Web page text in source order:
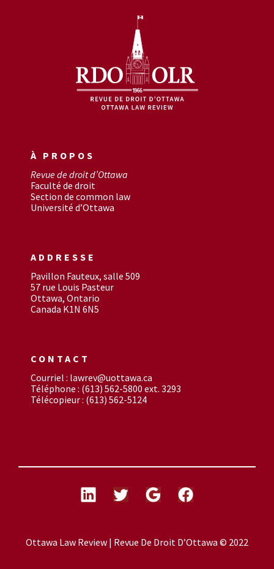
À PROPOS
Revue de droit d’Ottawa
Faculté de droit
Section de common law
Université d’Ottawa
ADDRESSE
Pavillon Fauteux, salle 509
57 rue Louis Pasteur
Ottawa, Ontario
Canada K1N 6N5
CONTACT
Courriel : lawrev@uottawa.ca
Téléphone : (613) 562-5800 ext. 3293
Télécopieur : (613) 562-5124
Ottawa Law Review | Revue De Droit D’Ottawa © 2022